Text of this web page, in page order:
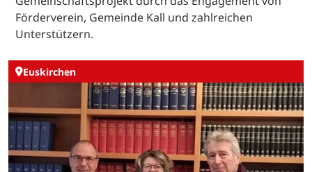
Förderverein, Gemeinde Kall und zahlreichen
Unterstützern.
Euskirchen